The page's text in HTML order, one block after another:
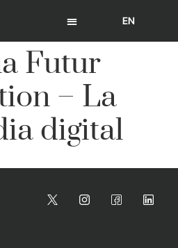
EN
Futur
– La
digital